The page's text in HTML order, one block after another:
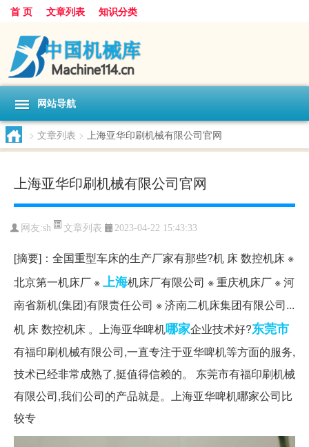
首 页 文章列表 知识分类
网站导航
> 文章列表 > 上海亚华印刷机械有限公司官网
上海亚华印刷机械有限公司官网
网友:sh 文章列表 2023-04-22 15:43:33
[摘要]：全国重型车床的生产厂家有那些?机 床 数控机床 ※
北京第一机床厂 ※上海机床厂有限公司 ※ 重庆机床厂 ※ 河
南省新机(集团)有限责任公司 ※ 济南二机床集团有限公司...
机 床 数控机床 。上海亚华啤机哪家企业技术好?东莞市
有福印刷机械有限公司,一直专注于亚华啤机等方面的服务,
技术已经非常成熟了,挺值得信赖的。 东莞市有福印刷机械
有限公司,我们公司的产品就是。上海亚华啤机哪家公司比
较专